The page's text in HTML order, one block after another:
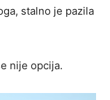
stalno je pazila
nije opcija.